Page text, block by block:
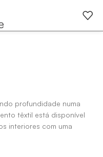
profundidade numa
têxtil está disponível
interiores com uma